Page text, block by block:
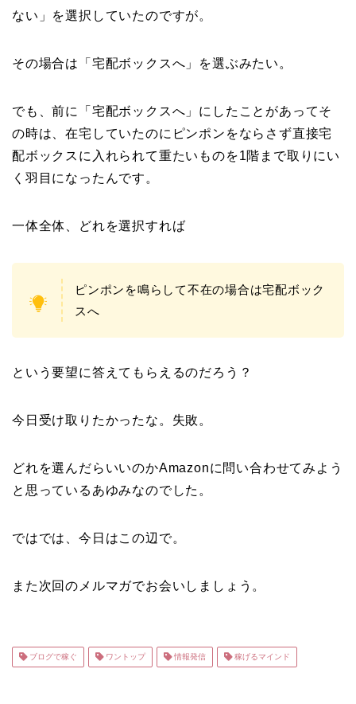
ない」を選択していたのですが。
その場合は「宅配ボックスへ」を選ぶみたい。
でも、前に「宅配ボックスへ」にしたことがあってそ
の時は、在宅していたのにピンポンをならさず直接宅
配ボックスに入れられて重たいものを1階まで取りにい
く羽目になったんです。
一体全体、どれを選択すれば
ピンポンを鳴らして不在の場合は宅配ボック
スへ
という要望に答えてもらえるのだろう？
今日受け取りたかったな。失敗。
どれを選んだらいいのかAmazonに問い合わせてみよう
と思っているあゆみなのでした。
ではでは、今日はこの辺で。
また次回のメルマガでお会いしましょう。
ブログで稼ぐ ワントップ 情報発信 稼げるマインド